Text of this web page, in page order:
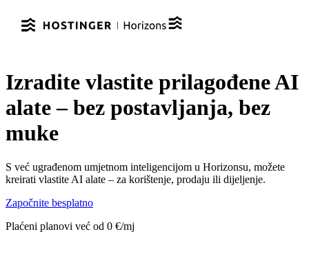
Izradite vlastite prilagođene AI
alate – bez postavljanja, bez
muke
S već ugrađenom umjetnom inteligencijom u Horizonsu, možete
kreirati vlastite AI alate – za korištenje, prodaju ili dijeljenje.
Započnite besplatno
Plaćeni planovi već od 0 €/mj